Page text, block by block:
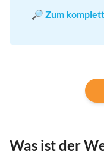
🔎 Zum
Was ist der